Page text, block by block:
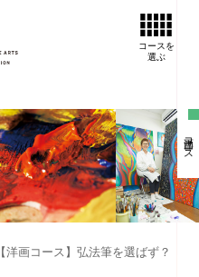
コースを
選ぶ
洋画コース
【洋画コース】弘法筆を選ばず？